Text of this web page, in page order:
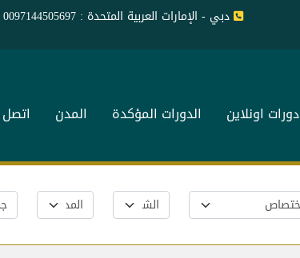
دبي - الإمارات العربية المتحدة : 0097144505697
دورات اونلاين الدورات المؤكدة المدن اتصل